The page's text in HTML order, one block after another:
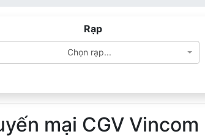
Rạp
Chọn rạp...
mại CGV Vincom